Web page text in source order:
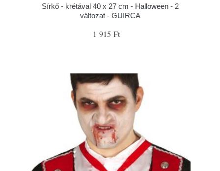
Sírkő - krétával 40 x 27 cm - Halloween - 2
változat - GUIRCA
1 915 Ft